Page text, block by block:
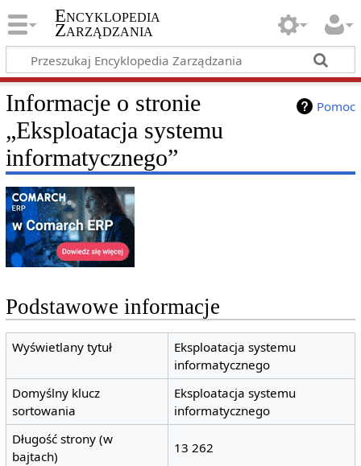
Encyklopedia
Zarządzania
Pomoc
Informacje o stronie
„Eksploatacja systemu
informatycznego”
Podstawowe informacje
Wyświetlany tytuł
Eksploatacja systemu
informatycznego
Domyślny klucz
sortowania
Eksploatacja systemu
informatycznego
Długość strony (w
bajtach)
13 262